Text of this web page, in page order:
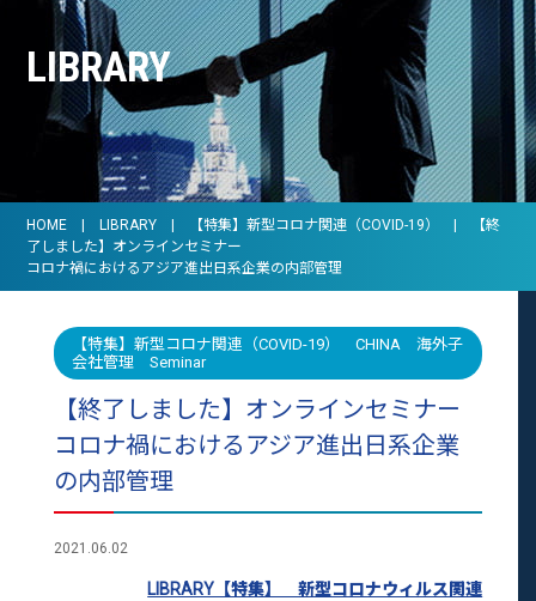
LIBRARY
HOME LIBRARY 【特集】新型コロナ関連（COVID-19）
【終
了しました】オンラインセミナー
コロナ禍におけるアジア進出日系企業の内部管理
【特集】新型コロナ関連（COVID-19） CHINA 海外子
会社管理 Seminar
【終了しました】オンラインセミナー
コロナ禍におけるアジア進出日系企業
の内部管理
2021.06.02
LIBRARY【特集】 新型コロナウィルス関連